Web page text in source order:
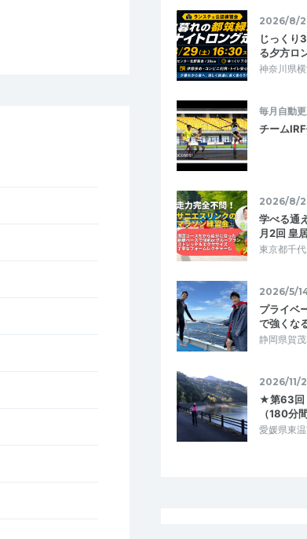
2026/8/
じっくり
る夕方ロ
神奈川県
毎月自動
チーム
2026/8/
学べる通
月2回 皇
東京都千
2026/5/
プライベ
で強くな
静岡県賀
2026/11/
★第63回
（180分
愛媛県東